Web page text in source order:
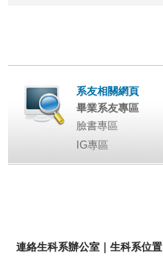
系友相關網頁
畢業系友專區
臉書專區
IG專區
連絡生科系辦公室 生科系位置